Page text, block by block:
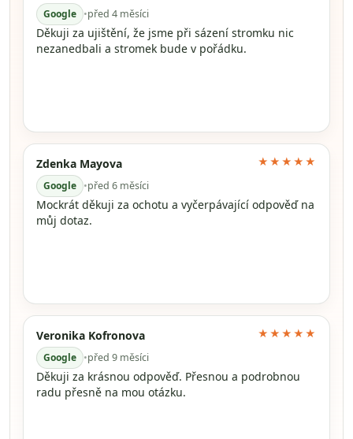
Google •před 4 měsíci
Děkuji za ujištění, že jsme při sázení stromku nic
nezanedbali a stromek bude v pořádku.
Zdenka Mayova
Google •před 6 měsíci
★★★★★
Mockrát děkuji za ochotu a vyčerpávající odpověď na
můj dotaz.
Veronika Kofronova
Google •před 9 měsíci
★★★★★
Děkuji za krásnou odpověď. Přesnou a podrobnou
radu přesně na mou otázku.